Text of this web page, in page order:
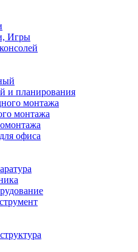
Игры
и планирования
монтажа
монтажа
офиса